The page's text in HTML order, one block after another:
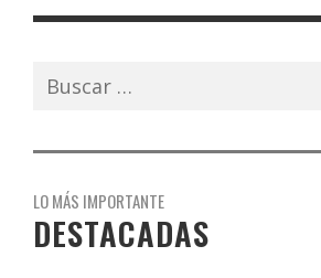
Buscar:
LO MÁS IMPORTANTE
DESTACADAS